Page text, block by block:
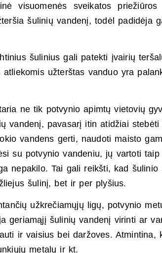
visuomenės sveikatos
šulinių vandenį, todėl padidėja
šulinius gali patekti įvairių
užterštas vanduo yra
ne tik potvynio apimtų vietovių
vandenį, pavasarį itin atidžiai
vandens gerti, naudoti maisto
su potvynio vandeniu, jų vartoti
nepakilo. Tai gali reikšti, kad
šulinį, bet ir per plyšius.
užkrečiamųjų ligų, potvynio
geriamąjį šulinių vandenį virinti ar
ir vaisius bei daržoves. Atmintina,
metalų ir kt.